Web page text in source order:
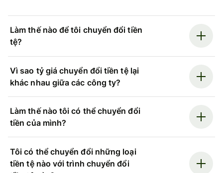
Làm thế nào để tôi chuyển đổi tiền
tệ?
Vì sao tỷ giá chuyển đổi tiền tệ lại
khác nhau giữa các công ty?
Làm thế nào tôi có thể chuyển đổi
tiền của mình?
Tôi có thể chuyển đổi những loại
tiền tệ nào với trình chuyển đổi